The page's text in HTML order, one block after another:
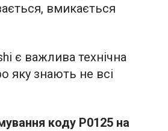
вмикається
є важлива технічна
яку знають не всі
коду P0125 на